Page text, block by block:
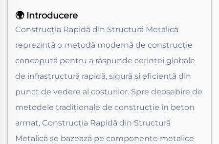
🌍 Introducere
Construcția Rapidă din Structură Metalică
reprezintă o metodă modernă de construcție
concepută pentru a răspunde cerinței globale
de infrastructură rapidă, sigură și eficientă din
punct de vedere al costurilor. Spre deosebire de
metodele tradiționale de construcție în beton
armat, Construcția Rapidă din Structură
Metalică se bazează pe componente metalice